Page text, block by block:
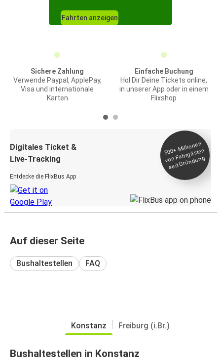
Fahrten anzeigen
Sichere Zahlung
Verwende Paypal, ApplePay,
Visa und internationale
Karten
Einfache Buchung
Hol Dir Deine Tickets online,
in unserer App oder in einem
Flixshop
Digitales Ticket &
Live-Tracking
Entdecke die FlixBus App
500+
Millionen
von Fahrgästen
seit
Gründung
Auf dieser Seite
Bushaltestellen FAQ
Konstanz Freiburg (i.Br.)
Bushaltestellen in Konstanz